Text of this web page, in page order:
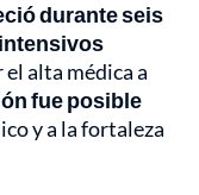
durante seis
alta médica a
fue posible
y a la fortaleza